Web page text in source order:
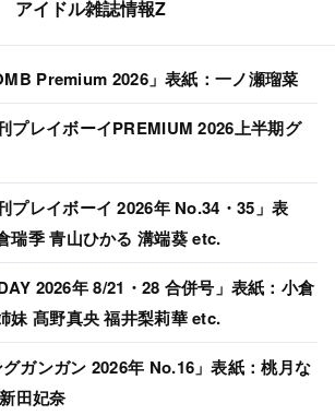
アイドル雑誌情報Z
Premium 2026」表紙：一ノ瀬瑠菜
プレイボーイPREMIUM 2026上半期グ
プレイボーイ 2026年 No.34・35」表
瑞季 青山ひかる 溝端葵 etc.
2026年 8/21・28 合併号」表紙：小倉
妹 髙野真央 福井梨莉華 etc.
グガンガン 2026年 No.16」表紙：桃月な
田妃奈